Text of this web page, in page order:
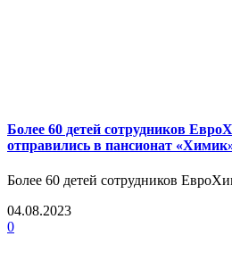
Более 60 детей сотрудников
отправились в пансионат
Более 60 детей сотрудников
04.08.2023
0